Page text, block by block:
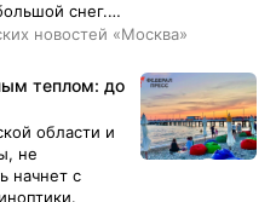
снег.
в Москве
c», –
отмечают,
746 мм
новостей «Москва»
теплом: до
области и
не
начнет с